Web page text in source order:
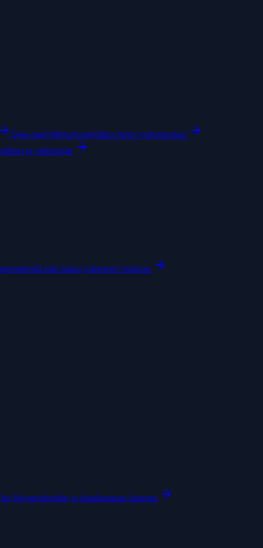
Data-analytiikkaAnalytiikka koko verkostostasi.
ja optimointi.
Lisää lataus jokaiseen ruutuun.
käynnistämään ja skaalaamaan latausta.